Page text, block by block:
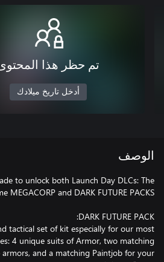
تم حظر هذا
أدخل تاريخ ميلادك
الوصف
to unlock both Launch Day DLCs: The
tactical set of kit especially for our most
4 unique suits of Armor, two matching
and a matching Paintjob for your